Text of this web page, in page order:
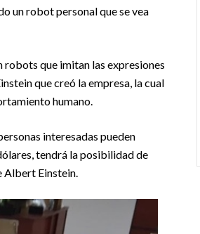
un robot personal que se vea
robots que imitan las expresiones
que creó la empresa, la cual
humano.
interesadas pueden
tendrá la posibilidad de
Albert Einstein.